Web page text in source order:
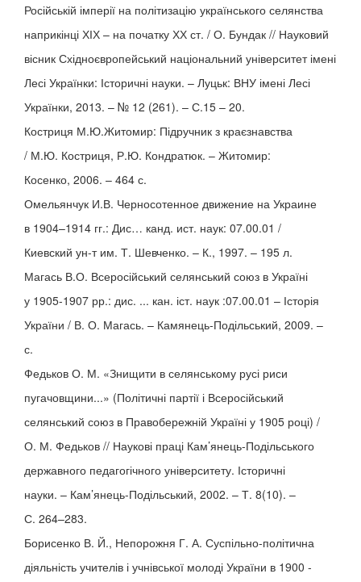
Російській імперії на політизацію українського селянства
наприкінці ХІХ – на початку ХХ ст. / О. Бундак // Науковий
вісник Східноєвропейський національний університет імені
Лесі Українки: Історичні науки. – Луцьк: ВНУ імені Лесі
Українки, 2013. – № 12 (261). – С.15 – 20.
Костриця М.Ю.Житомир: Підручник з краєзнавства
/ М.Ю. Костриця, Р.Ю. Кондратюк. – Житомир:
Косенко, 2006. – 464 с.
Омельянчук И.В. Черносотенное движение на Украине
в 1904–1914 гг.: Дис… канд. ист. наук: 07.00.01 /
Киевский ун-т им. Т. Шевченко. – К., 1997. – 195 л.
Магась В.О. Всеросійський селянський союз в Україні
у 1905-1907 рр.: дис. ... кан. іст. наук :07.00.01 – Історія
України / В. О. Магась. – Камянець-Подільський, 2009. –
с.
Федьков О. М. «Знищити в селянському русі риси
пугачовщини...» (Політичні партії і Всеросійський
селянський союз в Правобережній Україні у 1905 році) /
О. М. Федьков // Наукові праці Кам’янець-Подільського
державного педагогічного університету. Історичні
науки. – Кам’янець-Подільський, 2002. – Т. 8(10). –
С. 264–283.
Борисенко В. Й., Непорожня Г. А. Суспільно-політична
діяльність учителів і учнівської молоді України в 1900 -